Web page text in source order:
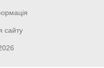
сайту